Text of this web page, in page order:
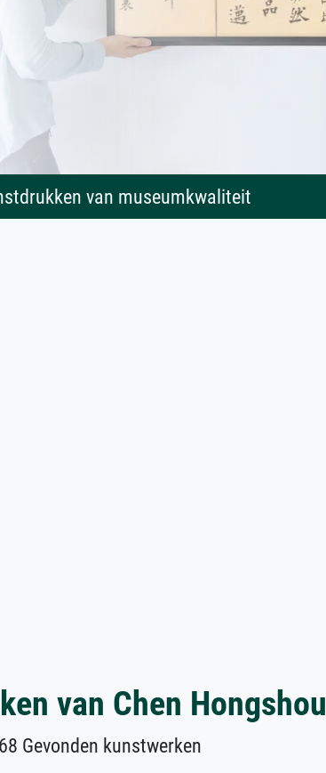
van museumkwaliteit
van Chen Hongshou
68 Gevonden kunstwerken